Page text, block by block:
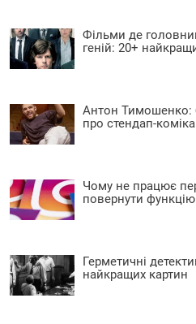
Фільми де
геній: 20+
Антон Тимошенко:
про стендап-коміка
Чому не працює
повернути функцію
Герметичні
найкращих картин